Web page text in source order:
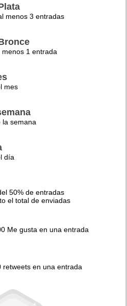
menos 3 entradas
1 entrada
mes
la semana
día
50% de entradas
el total de enviadas
Me gusta en una entrada
retweets en una entrada